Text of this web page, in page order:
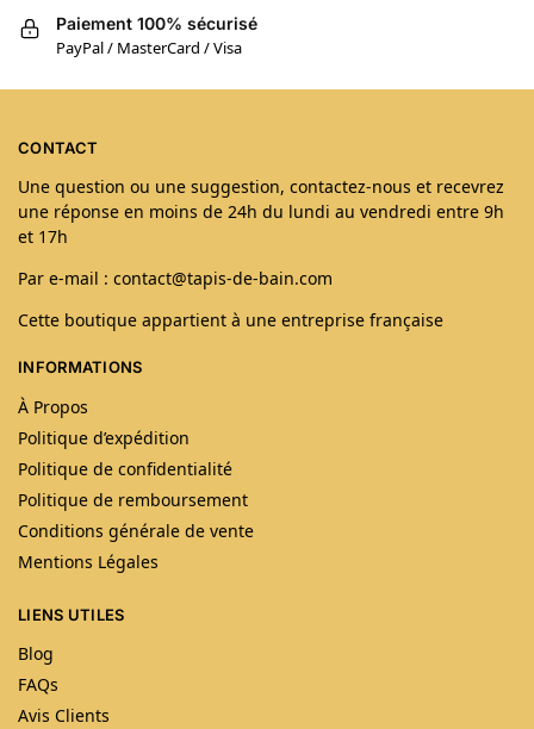
Paiement 100% sécurisé
PayPal / MasterCard / Visa
CONTACT
Une question ou une suggestion, contactez-nous et recevrez
une réponse en moins de 24h du lundi au vendredi entre 9h
et 17h
Par e-mail : contact@tapis-de-bain.com
Cette boutique appartient à une entreprise française
INFORMATIONS
À Propos
Politique d’expédition
Politique de confidentialité
Politique de remboursement
Conditions générale de vente
Mentions Légales
LIENS UTILES
Blog
FAQs
Avis Clients